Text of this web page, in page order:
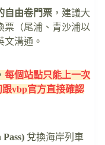
自由卷門票 ，建議大
票（尾浦、青沙浦以
文溝通。
每個站點只能上一次
vbp官方直接確認
兌換海岸列車